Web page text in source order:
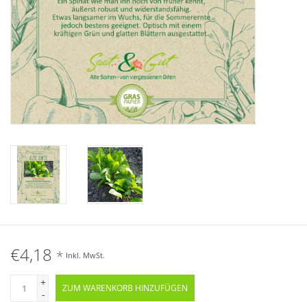
€4,18 * Inkl. MwSt.
+
-
ZUM WARENKORB HINZUFÜGEN